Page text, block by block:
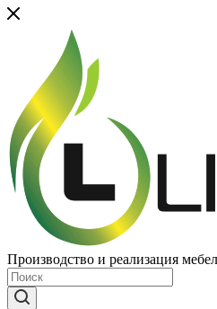
Производство и реализация